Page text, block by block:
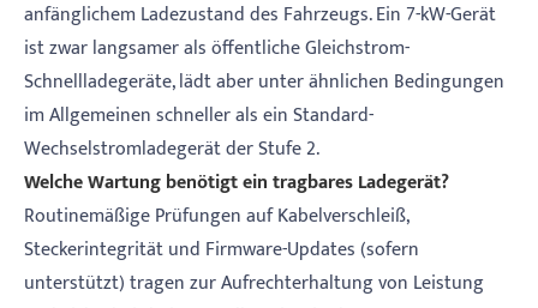
anfänglichem Ladezustand des Fahrzeugs. Ein 7-kW-Gerät
ist zwar langsamer als öffentliche Gleichstrom-
Schnellladegeräte, lädt aber unter ähnlichen Bedingungen
im Allgemeinen schneller als ein Standard-
Wechselstromladegerät der Stufe 2.
Welche Wartung benötigt ein tragbares Ladegerät?
Routinemäßige Prüfungen auf Kabelverschleiß,
Steckerintegrität und Firmware-Updates (sofern
unterstützt) tragen zur Aufrechterhaltung von Leistung